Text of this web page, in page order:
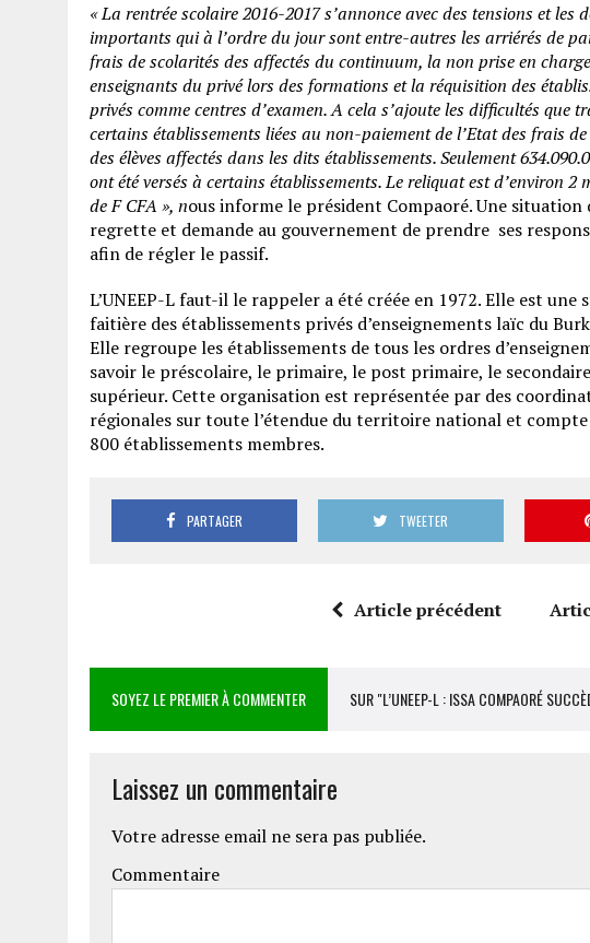
« La rentrée scolaire 2016-2017 s’annonce avec des tensions et les
importants qui à l’ordre du jour sont entre-autres les arriérés de
frais de scolarités des affectés du continuum, la non prise en
enseignants du privé lors des formations et la réquisition des
privés comme centres d’examen. A cela s’ajoute les difficultés que
certains établissements liées au non-paiement de l’Etat des frais
des élèves affectés dans les dits établissements. Seulement
ont été versés à certains établissements. Le reliquat est d’environ 2
de F CFA », nous informe le président Compaoré. Une situation
regrette et demande au gouvernement de prendre ses
afin de régler le passif.
L’UNEEP-L faut-il le rappeler a été créée en 1972. Elle est une
faitière des établissements privés d’enseignements laïc du
Elle regroupe les établissements de tous les ordres
savoir le préscolaire, le primaire, le post primaire, le
supérieur. Cette organisation est représentée par des
régionales sur toute l’étendue du territoire national et
800 établissements membres.
PARTAGER TWEETER
Article précédent
SOYEZ LE PREMIER À COMMENTER SUR "L’UNEEP-L : ISSA COMPAORÉ
Laissez un commentaire
Votre adresse email ne sera pas publiée.
Commentaire